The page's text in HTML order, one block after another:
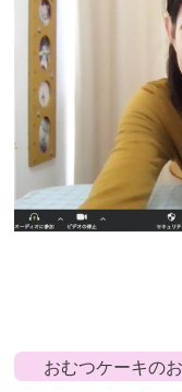
おむつケーキの